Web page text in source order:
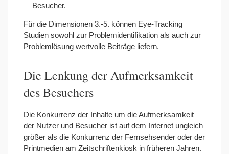
Besucher.
Für die Dimensionen 3.-5. können Eye-Tracking
Studien sowohl zur Problemidentifikation als auch zur
Problemlösung wertvolle Beiträge liefern.
Die Lenkung der Aufmerksamkeit
des Besuchers
Die Konkurrenz der Inhalte um die Aufmerksamkeit
der Nutzer und Besucher ist auf dem Internet ungleich
größer als die Konkurrenz der Fernsehsender oder der
Printmedien am Zeitschriftenkiosk in früheren Jahren.